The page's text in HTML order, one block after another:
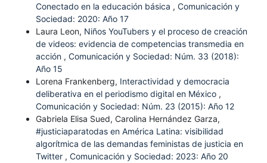
Conectado en la educación básica , Comunicación y
Sociedad: 2020: Año 17
Laura Leon, Niños YouTubers y el proceso de creación
de videos: evidencia de competencias transmedia en
acción , Comunicación y Sociedad: Núm. 33 (2018):
Año 15
Lorena Frankenberg, Interactividad y democracia
deliberativa en el periodismo digital en México ,
Comunicación y Sociedad: Núm. 23 (2015): Año 12
Gabriela Elisa Sued, Carolina Hernández Garza,
#justiciaparatodas en América Latina: visibilidad
algorítmica de las demandas feministas de justicia en
Twitter , Comunicación y Sociedad: 2023: Año 20